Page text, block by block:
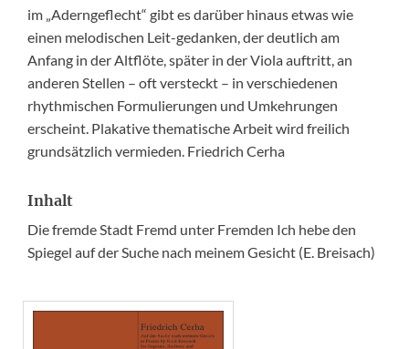
im „Aderngeflecht“ gibt es darüber hinaus etwas wie
einen melodischen Leit-gedanken, der deutlich am
Anfang in der Altflöte, später in der Viola auftritt, an
anderen Stellen – oft versteckt – in verschiedenen
rhythmischen Formulierungen und Umkehrungen
erscheint. Plakative thematische Arbeit wird freilich
grundsätzlich vermieden. Friedrich Cerha
Inhalt
Die fremde Stadt Fremd unter Fremden Ich hebe den
Spiegel auf der Suche nach meinem Gesicht (E. Breisach)